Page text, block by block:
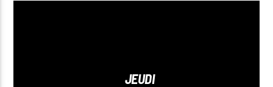
JEUDI